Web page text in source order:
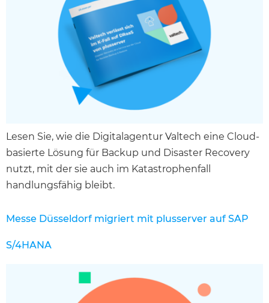
Lesen Sie, wie die Digitalagentur Valtech eine Cloud-
basierte Lösung für Backup und Disaster Recovery
nutzt, mit der sie auch im Katastrophenfall
handlungsfähig bleibt.
Messe Düsseldorf migriert mit plusserver auf SAP
S/4HANA